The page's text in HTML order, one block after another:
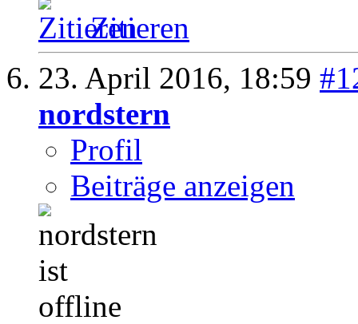
Zitieren
23. April 2016, 18:59
nordstern
Profil
Beiträge anzeigen